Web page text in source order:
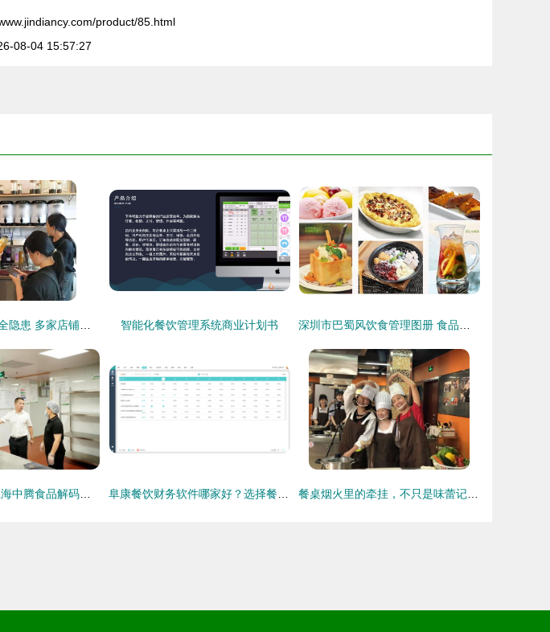
product/85.html
08-04 15:57:27
智能化餐饮管理系统商业计划书